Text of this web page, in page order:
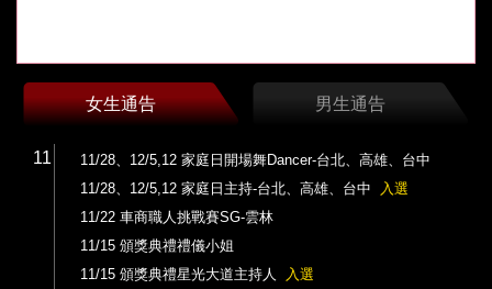
女生通告 男生通告
11
11/28、12/5,12 家庭日開場舞Dancer-台北、高雄、台中
11/28、12/5,12 家庭日主持-台北、高雄、台中
入選
11/22 車商職人挑戰賽SG-雲林
11/15 頒獎典禮禮儀小姐
11/15 頒獎典禮星光大道主持人
入選